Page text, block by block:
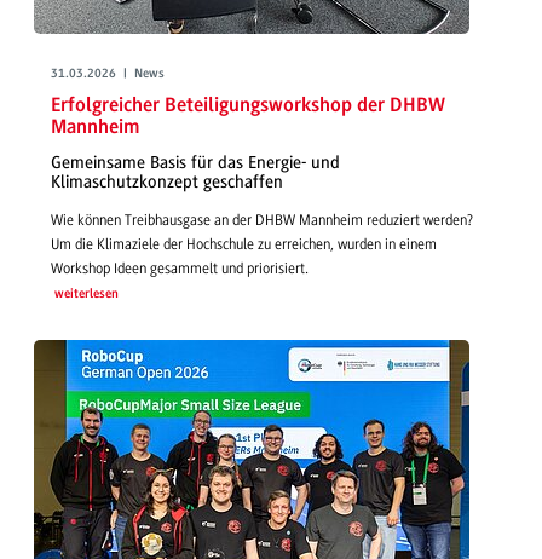
31.03.2026 | News
Erfolgreicher Beteiligungsworkshop der DHBW
Mannheim
Gemeinsame Basis für das Energie- und
Klimaschutzkonzept geschaffen
Wie können Treibhausgase an der DHBW Mannheim reduziert werden?
Um die Klimaziele der Hochschule zu erreichen, wurden in einem
Workshop Ideen gesammelt und priorisiert.
weiterlesen